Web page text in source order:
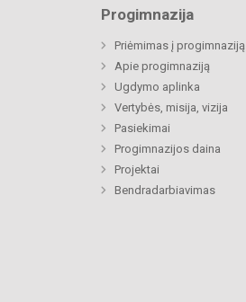
Progimnazija
Priėmimas į progimnaziją
Apie progimnaziją
Ugdymo aplinka
Vertybės, misija, vizija
Pasiekimai
Progimnazijos daina
Projektai
Bendradarbiavimas